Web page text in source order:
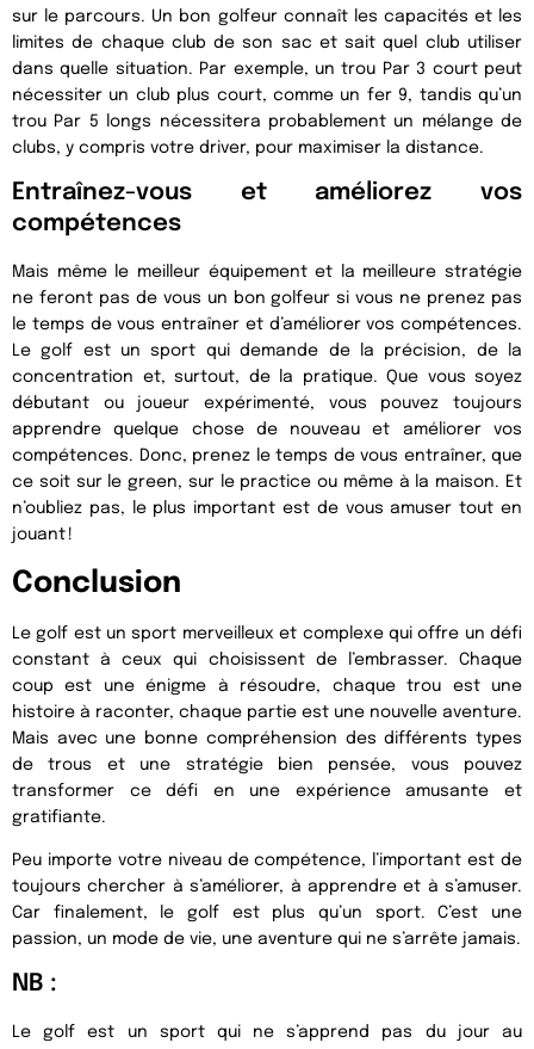
sur le parcours. Un bon golfeur connaît les capacités et les
limites de chaque club de son sac et sait quel club utiliser
dans quelle situation. Par exemple, un trou Par 3 court peut
nécessiter un club plus court, comme un fer 9, tandis qu’un
trou Par 5 longs nécessitera probablement un mélange de
clubs, y compris votre driver, pour maximiser la distance.
Entraînez-vous et améliorez vos
compétences
Mais même le meilleur équipement et la meilleure stratégie
ne feront pas de vous un bon golfeur si vous ne prenez pas
le temps de vous entraîner et d’améliorer vos compétences.
Le golf est un sport qui demande de la précision, de la
concentration et, surtout, de la pratique. Que vous soyez
débutant ou joueur expérimenté, vous pouvez toujours
apprendre quelque chose de nouveau et améliorer vos
compétences. Donc, prenez le temps de vous entraîner, que
ce soit sur le green, sur le practice ou même à la maison. Et
n’oubliez pas, le plus important est de vous amuser tout en
jouant !
Conclusion
Le golf est un sport merveilleux et complexe qui offre un défi
constant à ceux qui choisissent de l’embrasser. Chaque
coup est une énigme à résoudre, chaque trou est une
histoire à raconter, chaque partie est une nouvelle aventure.
Mais avec une bonne compréhension des différents types
de trous et une stratégie bien pensée, vous pouvez
transformer ce défi en une expérience amusante et
gratifiante.
Peu importe votre niveau de compétence, l’important est de
toujours chercher à s’améliorer, à apprendre et à s’amuser.
Car finalement, le golf est plus qu’un sport. C’est une
passion, un mode de vie, une aventure qui ne s’arrête jamais.
NB :
Le golf est un sport qui ne s’apprend pas du jour au